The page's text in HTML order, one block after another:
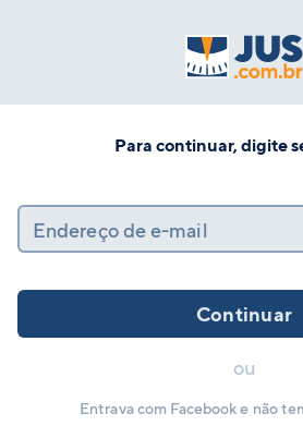
Para continuar, digite
Endereço de e-mail
Continuar
ou
Entrava com Facebook e não